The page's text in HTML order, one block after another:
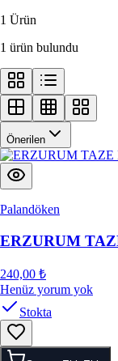
1 Ürün
1 ürün bulundu
Önerilen
Palandöken
ERZURUM
240,00 ₺
Henüz yorum yok
Stokta